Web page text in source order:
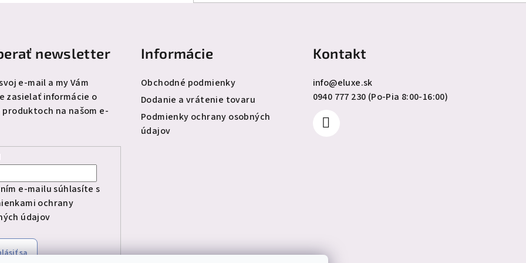
newsletter
e-mail a my Vám
zasielať informácie o
produktoch na našom e-
e-mailu súhlasíte s
ochrany
údajov
sa
Informácie
Obchodné podmienky
Dodanie a vrátenie tovaru
Podmienky ochrany osobných
údajov
Kontakt
info@eluxe.sk
0940 777 230 (Po-Pia 8:00-16:00)